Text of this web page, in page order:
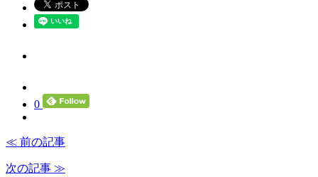
0
≪ 前の記事
次の記事 ≫